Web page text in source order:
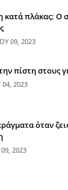
κατά πλάκας: Ο
09, 2023
πίστη στους
04, 2023
όταν
2023